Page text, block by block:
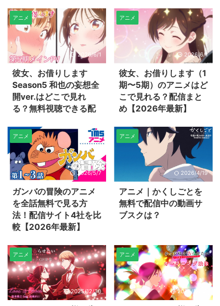
アニメ
2026/6/1
彼女、お借りします
Season5 和也の妄想全
開ver.はどこで見れ
る？無料視聴できる配
アニメ
2026/6/1
彼女、お借りします（1
期〜5期）のアニメはど
こで見れる？配信まと
め【2026年最新】
アニメ
2026/5/7
ガンバの冒険のアニメ
を全話無料で見る方
法！配信サイト4社を比
較【2026年最新】
アニメ
2026/4/19
アニメ｜かくしごとを
無料で配信中の動画サ
ブスクは？
アニメ
2025/12/30
アニメ
2025/12/30